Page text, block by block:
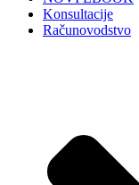
Konsultacije
Računovodstvo